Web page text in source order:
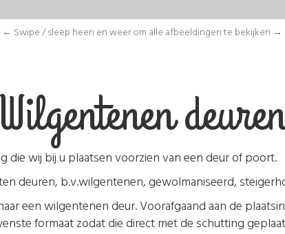
← Swipe / sleep heen en weer om alle afbeeldingen te bekijken →
Wilgentenen deuren
die wij bij u plaatsen voorzien van een deur of poort.
deuren, b.v.wilgentenen, gewolmaniseerd,
een wilgentenen deur. Voorafgaand aan de
formaat zodat die direct met de schutting